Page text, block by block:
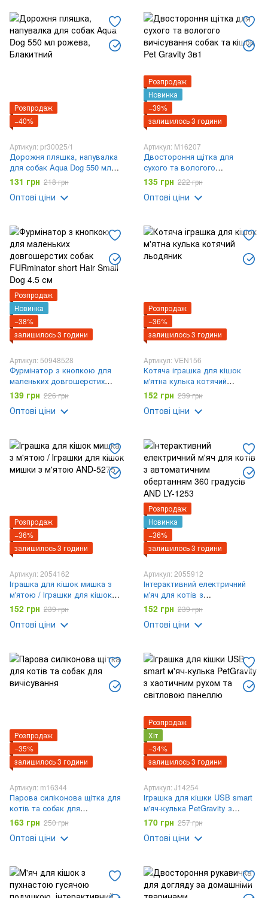
Розпродаж
−40%
Артикул: pr30025/1
Дорожня пляшка, напувалка
для собак Aqua Dog 550 мл
рожева
131 грн 218 грн
Оптові ціни
Розпродаж
Новинка
−39%
залишилось 3 години
Артикул: M16207
Двостороння щітка для
сухого та вологого
вичісування собак та кішок
Pet Gravity 3в1
135 грн 222 грн
Оптові ціни
Розпродаж
Новинка
−38%
залишилось 3 години
Артикул: 50948528
Фурмінатор з кнопкою для
маленьких довгошерстих
собак FURminator short Hair
Small Dog 4.5 см
139 грн 226 грн
Оптові ціни
Розпродаж
−36%
залишилось 3 години
Артикул: VEN156
Котяча іграшка для кішок
м'ятна кулька котячий
льодяник
152 грн 239 грн
Оптові ціни
Розпродаж
−36%
залишилось 3 години
Артикул: 2054162
Іграшка для кішок мишка з
м'ятою / Іграшки для кішок
мишки з м'ятою AND-5275
152 грн 239 грн
Оптові ціни
Розпродаж
Новинка
−36%
залишилось 3 години
Артикул: 2055912
Інтерактивний електричний
м'яч для котів з
автоматичним обертанням 360
градусів AND LY-1253
152 грн 239 грн
Оптові ціни
Розпродаж
−35%
залишилось 3 години
Артикул: m16344
Парова силіконова щітка для
котів та собак для
вичісування
163 грн 250 грн
Оптові ціни
Розпродаж
Хіт
−34%
залишилось 3 години
Артикул: J14254
Іграшка для кішки USB smart
м'яч-кулька PetGravity з
хаотичним рухом та
світловою панеллю
170 грн 257 грн
Оптові ціни